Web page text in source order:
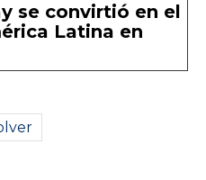
se convirtió en el
Latina en